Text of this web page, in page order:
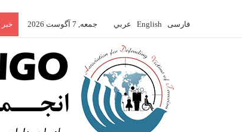
فارسی English عربي جمعه, 7 آگوست 2026